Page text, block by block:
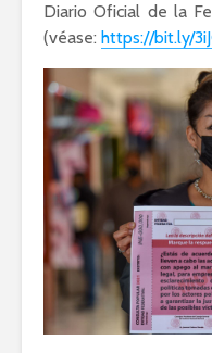
Diario Oficial de la
(véase: https://bit.ly/